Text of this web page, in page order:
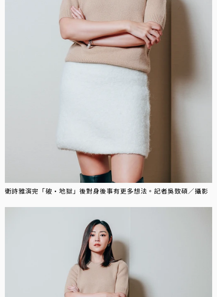
衛詩雅演完「破·地獄」後對身後事有更多想法。記者吳致碩／攝影